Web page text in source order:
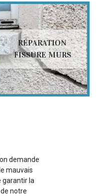
RÉPARATION
FISSURE MURS
demande
mauvais
garantir la
notre